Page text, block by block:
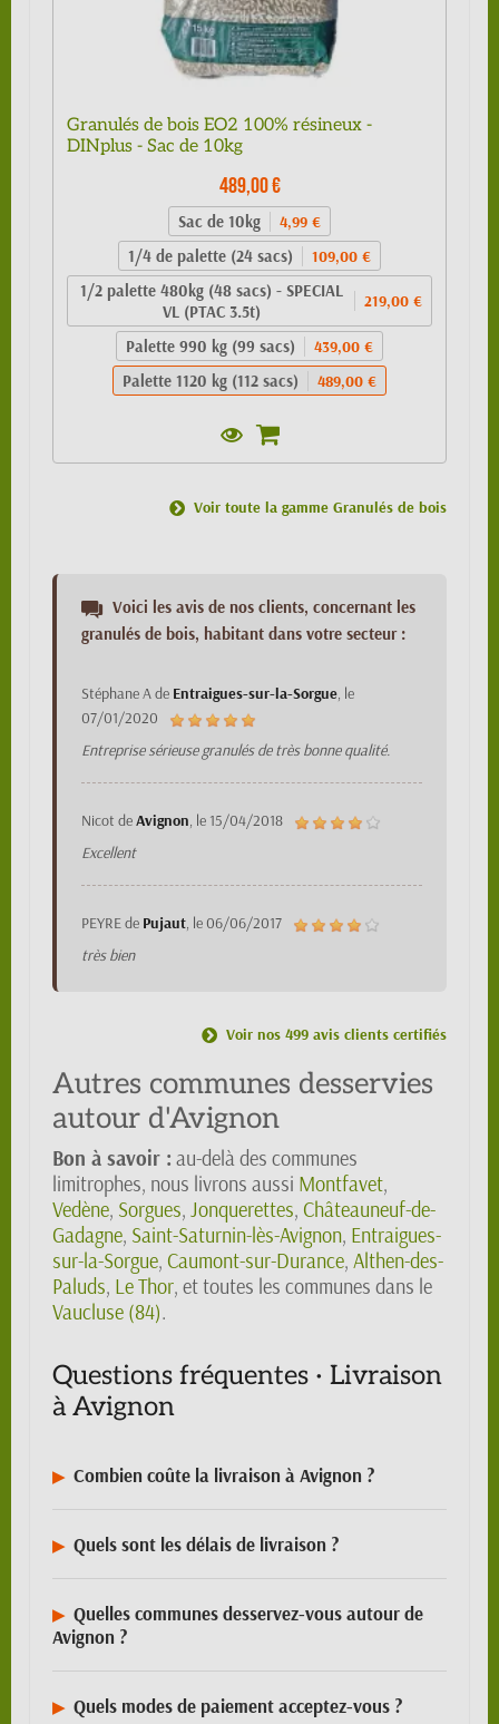
Granulés de bois EO2 100% résineux -
DINplus - Sac de 10kg
489,00 €
Sac de 10kg 4,99 €
1/4 de palette (24 sacs) 109,00 €
1/2 palette 480kg (48 sacs) - SPECIAL
VL (PTAC 3.5t)
219,00 €
Palette 990 kg (99 sacs) 439,00 €
Palette 1120 kg (112 sacs) 489,00 €
Voir toute la gamme Granulés de bois
Voici les avis de nos clients, concernant les
granulés de bois, habitant dans votre secteur :
Stéphane Ade Entraigues-sur-la-Sorgue, le
07/01/2020
Entreprise sérieuse granulés de très bonne qualité.
Nicot deAvignon, le 15/04/2018
Excellent
PEYREde Pujaut, le06/06/2017
très bien
Voir nos 499 avis clients certifiés
Autres communes desservies
autour d'Avignon
Bon à savoir : au-delà des communes
limitrophes, nous livrons aussi Montfavet,
Vedène, Sorgues, Jonquerettes, Châteauneuf-de-
Gadagne, Saint-Saturnin-lès-Avignon, Entraigues-
sur-la-Sorgue, Caumont-sur-Durance, Althen-des-
Paluds, Le Thor, et toutes les communes dans le
Vaucluse (84).
Questions fréquentes · Livraison
à Avignon
Combien coûte la livraison à Avignon ?
Quels sont les délais de livraison ?
Quelles communes desservez-vous autour de
Avignon ?
Quels modes de paiement acceptez-vous ?